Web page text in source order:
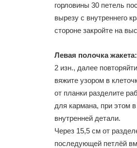
горловины 30 петель
вырезу с внутреннего
стороне закройте на
Левая полочка жакета:
2 изн., далее
вяжите узором в
от планки разделите
для кармана, при этом
внутренней детали.
Через 15,5 см от
последующей петлёй